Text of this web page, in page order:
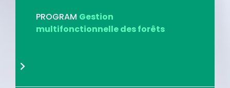
PROGRAM Gestion
multifonctionnelle des forêts